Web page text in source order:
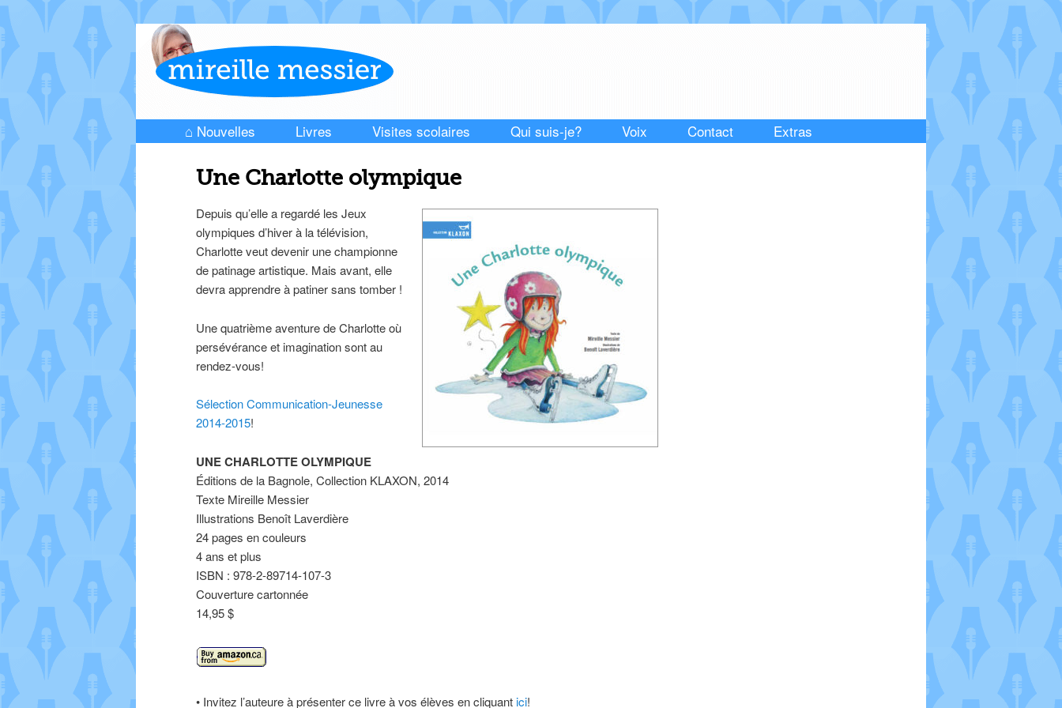
Main menuSkip to primary content
Skip to secondary content
⌂ Nouvelles Livres Visites scolaires Qui suis-je? Voix Contact Extras
Une Charlotte olympique
Depuis qu’elle a regardé les Jeux
olympiques d’hiver à la télévision,
Charlotte veut devenir une championne
de patinage artistique. Mais avant, elle
devra apprendre à patiner sans tomber !
Une quatrième aventure de Charlotte où
persévérance et imagination sont au
rendez-vous!
Sélection Communication-Jeunesse
2014-2015!
UNE CHARLOTTE OLYMPIQUE
Éditions de la Bagnole, Collection KLAXON, 2014
Texte Mireille Messier
Illustrations Benoît Laverdière
24 pages en couleurs
4 ans et plus
ISBN : 978-2-89714-107-3
Couverture cartonnée
14,95 $
• Invitez l’auteure à présenter ce livre à vos élèves en cliquantici!